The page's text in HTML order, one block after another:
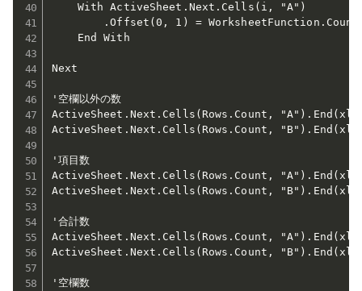
    With ActiveSheet.Next.Cells(i, "A")
.Offset(0, 1) =
    End With
Next
'空欄以外の数
ActiveSheet.Next.Cells(Rows.Count,
ActiveSheet.Next.Cells(Rows.Count,
'項目数
ActiveSheet.Next.Cells(Rows.Count,
ActiveSheet.Next.Cells(Rows.Count,
'合計数
ActiveSheet.Next.Cells(Rows.Count,
ActiveSheet.Next.Cells(Rows.Count,
'空欄数